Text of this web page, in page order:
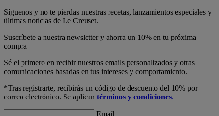
Síguenos y no te pierdas nuestras recetas, lanzamientos especiales y
últimas noticias de Le Creuset.
Suscríbete a nuestra newsletter y ahorra un 10% en tu próxima
compra
Sé el primero en recibir nuestros emails personalizados y otras
comunicaciones basadas en tus intereses y comportamiento.
*Tras registrarte, recibirás un código de descuento del 10% por
correo electrónico. Se aplican términos y condiciones.
Email